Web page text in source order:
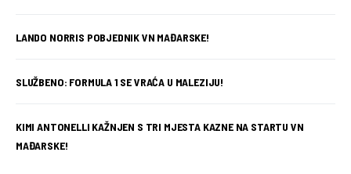
LANDO NORRIS POBJEDNIK VN MAĐARSKE!
SLUŽBENO: FORMULA 1 SE VRAĆA U MALEZIJU!
KIMI ANTONELLI KAŽNJEN S TRI MJESTA KAZNE NA STARTU VN
MAĐARSKE!